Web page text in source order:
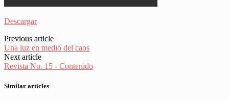
Descargar
Previous article
Una luz en medio del caos
Next article
Revista No. 15 - Contenido
Similar articles